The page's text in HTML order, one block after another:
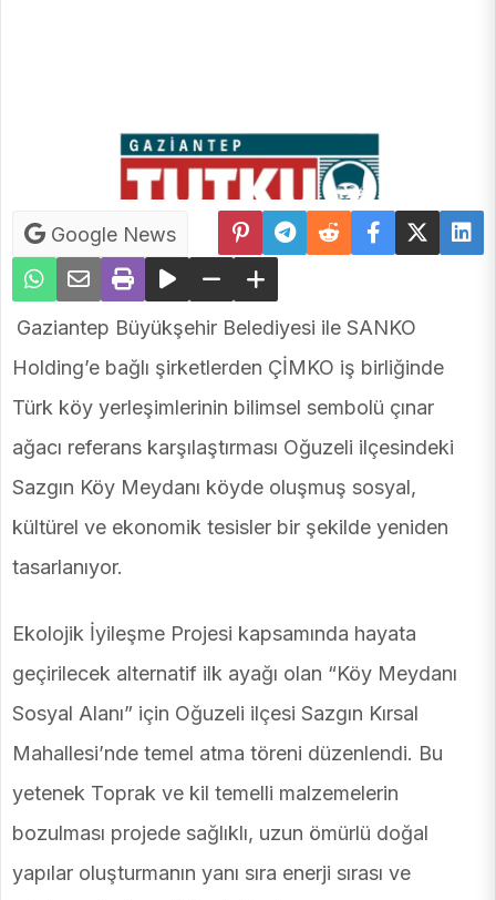
Google News
Gaziantep Büyükşehir Belediyesi ile SANKO
Holding’e bağlı şirketlerden ÇİMKO iş birliğinde
Türk köy yerleşimlerinin bilimsel sembolü çınar
ağacı referans karşılaştırması Oğuzeli ilçesindeki
Sazgın Köy Meydanı köyde oluşmuş sosyal,
kültürel ve ekonomik tesisler bir şekilde yeniden
tasarlanıyor.
Ekolojik İyileşme Projesi kapsamında hayata
geçirilecek alternatif ilk ayağı olan “Köy Meydanı
Sosyal Alanı” için Oğuzeli ilçesi Sazgın Kırsal
Mahallesi’nde temel atma töreni düzenlendi. Bu
yetenek Toprak ve kil temelli malzemelerin
bozulması projede sağlıklı, uzun ömürlü doğal
yapılar oluşturmanın yanı sıra enerji sırası ve